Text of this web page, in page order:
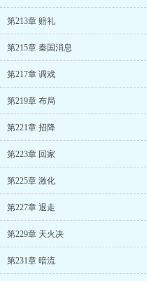
第213章 赔礼
第215章 秦国消息
第217章 调戏
第219章 布局
第221章 招降
第223章 回家
第225章 激化
第227章 退走
第229章 天火决
第231章 暗流